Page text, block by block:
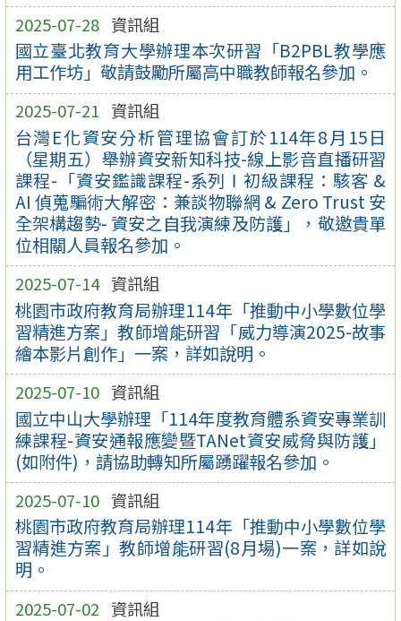
2025-07-28 資訊組
國立臺北教育大學辦理本次研習「B2PBL教學應
用工作坊」敬請鼓勵所屬高中職教師報名參加。
2025-07-21 資訊組
台灣E化資安分析管理協會訂於114年8月15日
（星期五）舉辦資安新知科技-線上影音直播研習
課程-「資安鑑識課程-系列Ⅰ初級課程：駭客 &
AI 偵蒐騙術大解密：兼談物聯網 & Zero Trust 安
全架構趨勢- 資安之自我演練及防護」，敬邀貴單
位相關人員報名參加。
2025-07-14 資訊組
桃園市政府教育局辦理114年「推動中小學數位學
習精進方案」教師增能研習「威力導演2025-故事
繪本影片創作」一案，詳如說明。
2025-07-10 資訊組
國立中山大學辦理「114年度教育體系資安專業訓
練課程-資安通報應變暨TANet資安威脅與防護」
(如附件)，請協助轉知所屬踴躍報名參加。
2025-07-10 資訊組
桃園市政府教育局辦理114年「推動中小學數位學
習精進方案」教師增能研習(8月場)一案，詳如說
明。
2025-07-02 資訊組